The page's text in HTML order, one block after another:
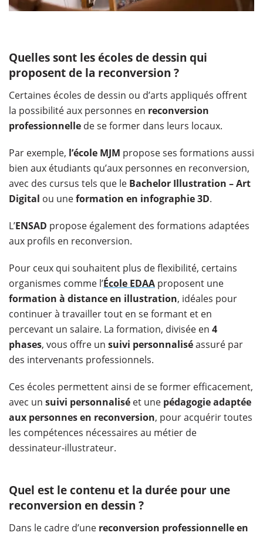
Quelles sont les écoles de dessin qui
proposent de la reconversion ?
Certaines écoles de dessin ou d’arts appliqués offrent
la possibilité aux personnes en reconversion
professionnelle de se former dans leurs locaux.
Par exemple, l’école MJM propose ses formations aussi
bien aux étudiants qu’aux personnes en reconversion,
avec des cursus tels que le Bachelor Illustration – Art
Digital ou uneformation en infographie 3D.
L’ENSAD propose également des formations adaptées
aux profils en reconversion.
Pour ceux qui souhaitent plus de flexibilité, certains
organismes comme l’École EDAA proposent une
formation à distance en illustration, idéales pour
continuer à travailler tout en se formant et en
percevant un salaire. La formation, divisée en 4
phases, vous offre un suivi personnaliséassuré par
des intervenants professionnels.
Ces écoles permettent ainsi de se former efficacement,
avec un suivi personnalisé et une pédagogie adaptée
aux personnes en reconversion, pour acquérir toutes
les compétences nécessaires au métier de
dessinateur-illustrateur.
Quel est le contenu et la durée pour une
reconversion en dessin ?
Dans le cadre d’une reconversion professionnelle en